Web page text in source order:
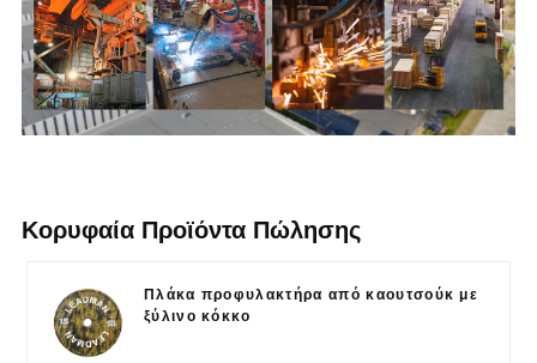
Κορυφαία Προϊόντα Πώλησης
Πλάκα προφυλακτήρα από καουτσούκ με
ξύλινο κόκκο